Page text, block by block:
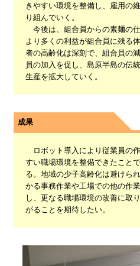
きやすい環境を整備し、雇用の
り組んでいく。
今後は、組合員からの素麺の仕
より多くの利益が組合員に残る
者の高齢化は深刻で、組合員の
員の加入を促し、島原半島の伝
生産を拡大していく。
成果
ロボット導入により従業員の
すい職場環境を整備できたこと
る。地域の少子高齢化は避けら
かる事務作業や工場での他の作
し、更なる職場環境の改善に取
がることを期待したい。